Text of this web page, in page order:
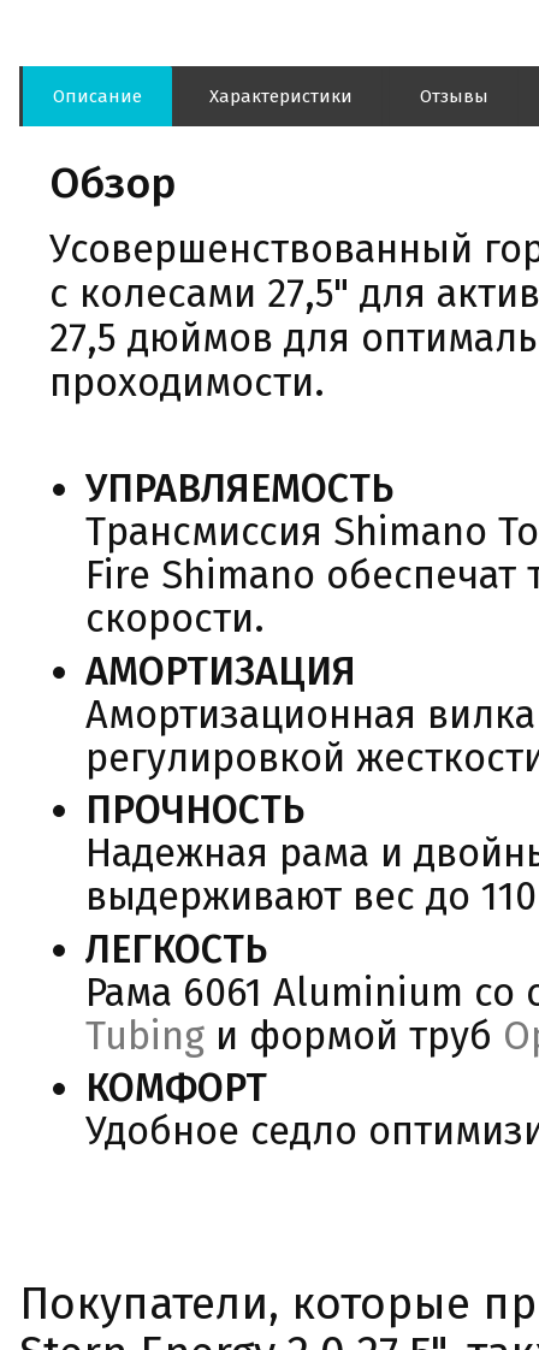
Описание Характеристики Отзывы
Обзор
Усовершенствованный
с колесами 27,5" для
27,5 дюймов для
проходимости.
УПРАВЛЯЕМОСТЬ
Трансмиссия Shimano
Fire Shimano
скорости.
АМОРТИЗАЦИЯ
Амортизационная
регулировкой
ПРОЧНОСТЬ
Надежная рама и
выдерживают вес до
ЛЕГКОСТЬ
Рама 6061 Aluminium
Tubing и формой труб
КОМФОРТ
Удобное седло
Покупатели, которые